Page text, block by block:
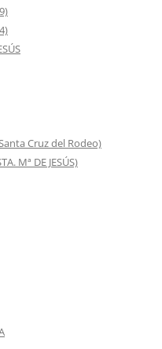
Cruz del Rodeo)
Mª DE JESÚS)